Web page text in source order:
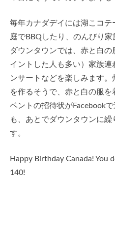
毎年カナダデイには湖こコ
庭でBBQしたり、のんびり家
ダウンタウンでは、赤と白
イントした人も多い）家族連
ンサートなどを楽しみます
を作るそうで、赤と白の服
ベントの招待状がFacebook
も、あとでダウンタウンに繰
す。
Happy Birthday Canada! You
140!